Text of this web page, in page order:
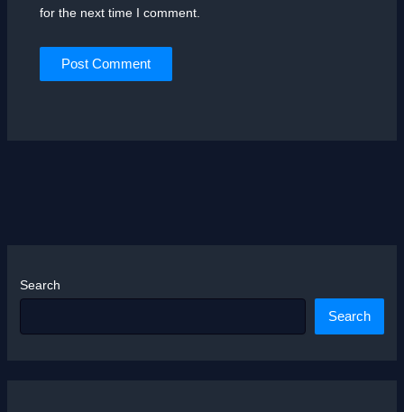
for the next time I comment.
Search
Search